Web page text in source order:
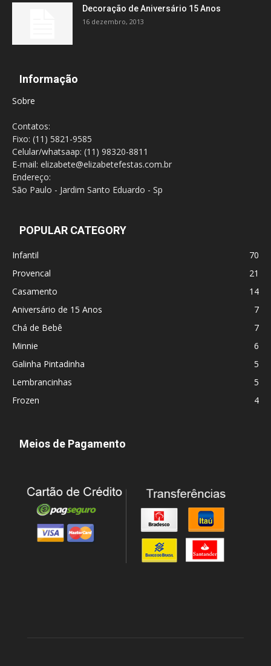
Decoração de Aniversário 15 Anos
16 dezembro, 2013
Informação
Sobre
Contatos:
Fixo: (11) 5821-9585
Celular/whatsaap: (11) 98320-8811
E-mail: elizabete@elizabetefestas.com.br
Endereço:
São Paulo - Jardim Santo Eduardo - Sp
POPULAR CATEGORY
Infantil
70
Provencal
21
Casamento
14
Aniversário de 15 Anos
7
Chá de Bebê
7
Minnie
6
Galinha Pintadinha
5
Lembrancinhas
5
Frozen
4
Meios de Pagamento